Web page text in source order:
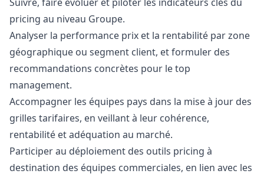
pricing au niveau Groupe.
Analyser la performance prix et la rentabilité par zone
géographique ou segment client, et formuler des
recommandations concrètes pour le top
management.
Accompagner les équipes pays dans la mise à jour des
grilles tarifaires, en veillant à leur cohérence,
rentabilité et adéquation au marché.
Participer au déploiement des outils pricing à
destination des équipes commerciales, en lien avec les